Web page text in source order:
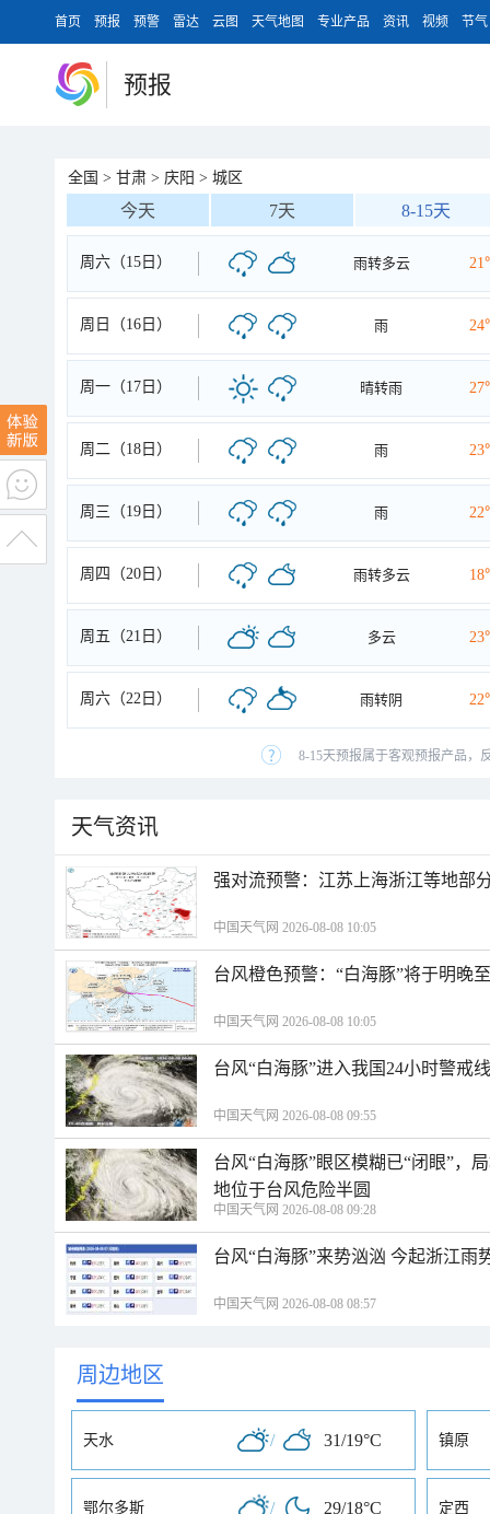
首页 预报 预警 雷达 云图 天气地图 专业产品 资讯 视频 节气
预报
全国 > 甘肃 > 庆阳 > 城区
今天 7天 8-15天
周六（15日） 雨转多云
周日（16日） 雨
周一（17日） 晴转雨
周二（18日） 雨
周三（19日） 雨
周四（20日） 雨转多云
周五（21日） 多云
周六（22日） 雨转阴
8-15天预报属于客观预报产品，
天气资讯
强对流预警：江苏上海浙江等地部
中国天气网 2026-08-08 10:05
台风橙色预警：“白海豚”将于明晚
中国天气网 2026-08-08 10:05
台风“白海豚”进入我国24小时警戒
中国天气网 2026-08-08 09:55
台风“白海豚”眼区模糊已“闭眼”，
地位于台风危险半圆
中国天气网 2026-08-08 09:28
台风“白海豚”来势汹汹 今起浙江雨
中国天气网 2026-08-08 08:57
周边地区
天水 / 31/19°C 镇原
鄂尔多斯 / 29/18°C 定西